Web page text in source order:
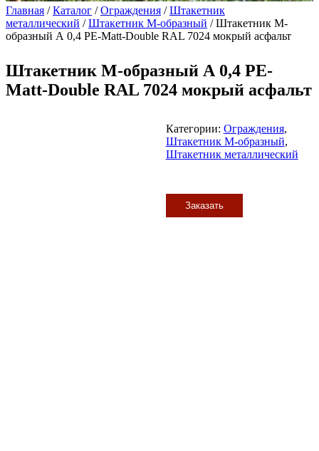
Главная /Каталог /Ограждения /Штакетник
металлический /Штакетник М-образный / Штакетник М-
образный А 0,4 PE-Matt-Double RAL 7024 мокрый асфальт
Штакетник М-образный А 0,4 PE-
Matt-Double RAL 7024 мокрый асфальт
Категории: Ограждения,
Штакетник М-образный,
Штакетник металлический
Заказать